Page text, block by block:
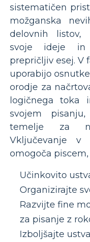
sistematičen
možganska
delovnih listov,
svoje ideje in
prepričljiv esej. V
uporabijo
orodje za
logičnega toka
svojem
temelje za
Vključevanje v
omogoča
Učinkovito
Organizirajte
Razvijte fine
za pisanje z
Izboljšajte